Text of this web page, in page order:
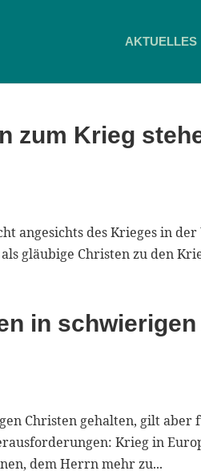
AKTUELLES
zum Krieg
angesichts des Krieges in
gläubige Christen zu den
in schwierigen
Christen gehalten, gilt aber
Krieg in
dem Herrn mehr zu...